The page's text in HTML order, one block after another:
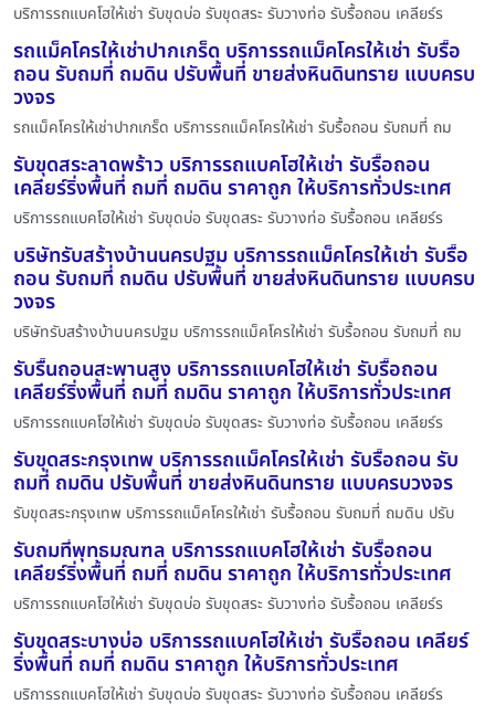
บริการรถแบคโฮให้เช่า รับขุดบ่อ รับขุดสระ รับวางท่อ รับรื้อถอน เคลียร์ร
รถแม็คโครให้เช่าปากเกร็ด บริการรถแม็คโครให้เช่า รับรื้อ
ถอน รับถมที่ ถมดิน ปรับพื้นที่ ขายส่งหินดินทราย แบบครบ
วงจร
รถแม็คโครให้เช่าปากเกร็ด บริการรถแม็คโครให้เช่า รับรื้อถอน รับถมที่ ถม
รับขุดสระลาดพร้าว บริการรถแบคโฮให้เช่า รับรื้อถอน
เคลียร์ริ่งพื้นที่ ถมที่ ถมดิน ราคาถูก ให้บริการทั่วประเทศ
บริการรถแบคโฮให้เช่า รับขุดบ่อ รับขุดสระ รับวางท่อ รับรื้อถอน เคลียร์ร
บริษัทรับสร้างบ้านนครปฐม บริการรถแม็คโครให้เช่า รับรื้อ
ถอน รับถมที่ ถมดิน ปรับพื้นที่ ขายส่งหินดินทราย แบบครบ
วงจร
บริษัทรับสร้างบ้านนครปฐม บริการรถแม็คโครให้เช่า รับรื้อถอน รับถมที่ ถม
รับรื้นถอนสะพานสูง บริการรถแบคโฮให้เช่า รับรื้อถอน
เคลียร์ริ่งพื้นที่ ถมที่ ถมดิน ราคาถูก ให้บริการทั่วประเทศ
บริการรถแบคโฮให้เช่า รับขุดบ่อ รับขุดสระ รับวางท่อ รับรื้อถอน เคลียร์ร
รับขุดสระกรุงเทพ บริการรถแม็คโครให้เช่า รับรื้อถอน รับ
ถมที่ ถมดิน ปรับพื้นที่ ขายส่งหินดินทราย แบบครบวงจร
รับขุดสระกรุงเทพ บริการรถแม็คโครให้เช่า รับรื้อถอน รับถมที่ ถมดิน ปรับ
รับถมที่พุทธมณฑล บริการรถแบคโฮให้เช่า รับรื้อถอน
เคลียร์ริ่งพื้นที่ ถมที่ ถมดิน ราคาถูก ให้บริการทั่วประเทศ
บริการรถแบคโฮให้เช่า รับขุดบ่อ รับขุดสระ รับวางท่อ รับรื้อถอน เคลียร์ร
รับขุดสระบางบ่อ บริการรถแบคโฮให้เช่า รับรื้อถอน เคลียร์
ริ่งพื้นที่ ถมที่ ถมดิน ราคาถูก ให้บริการทั่วประเทศ
บริการรถแบคโฮให้เช่า รับขุดบ่อ รับขุดสระ รับวางท่อ รับรื้อถอน เคลียร์ร